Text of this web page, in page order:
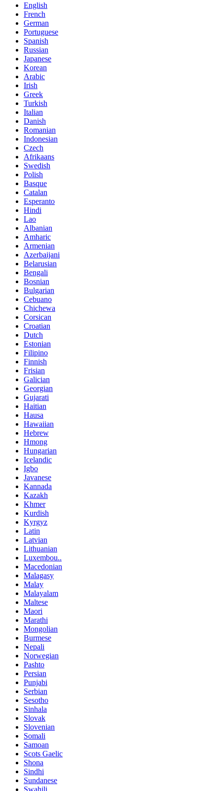
English
French
German
Portuguese
Spanish
Russian
Japanese
Korean
Arabic
Irish
Greek
Turkish
Italian
Danish
Romanian
Indonesian
Czech
Afrikaans
Swedish
Polish
Basque
Catalan
Esperanto
Hindi
Lao
Albanian
Amharic
Armenian
Azerbaijani
Belarusian
Bengali
Bosnian
Bulgarian
Cebuano
Chichewa
Corsican
Croatian
Dutch
Estonian
Filipino
Finnish
Frisian
Galician
Georgian
Gujarati
Haitian
Hausa
Hawaiian
Hebrew
Hmong
Hungarian
Icelandic
Igbo
Javanese
Kannada
Kazakh
Khmer
Kurdish
Kyrgyz
Latin
Latvian
Lithuanian
Luxembou..
Macedonian
Malagasy
Malay
Malayalam
Maltese
Maori
Marathi
Mongolian
Burmese
Nepali
Norwegian
Pashto
Persian
Punjabi
Serbian
Sesotho
Sinhala
Slovak
Slovenian
Somali
Samoan
Scots Gaelic
Shona
Sindhi
Sundanese
Swahili